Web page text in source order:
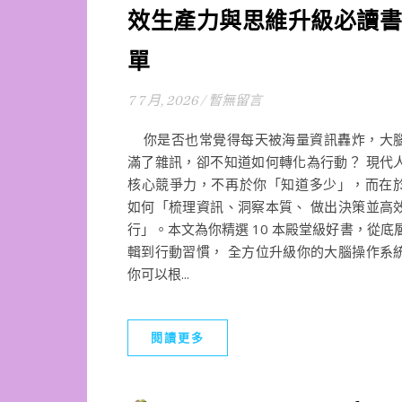
效生產力與思維升級必讀書
單
7 7 月, 2026 / 暫無留言
你是否也常覺得每天被海量資訊轟炸，大
滿了雜訊，卻不知道如何轉化為行動？ 現代
核心競爭力，不再於你「知道多少」，而在
如何「梳理資訊、洞察本質、 做出決策並高
行」。本文為你精選 10 本殿堂級好書，從底
輯到行動習慣， 全方位升級你的大腦操作系
你可以根...
閱讀更多